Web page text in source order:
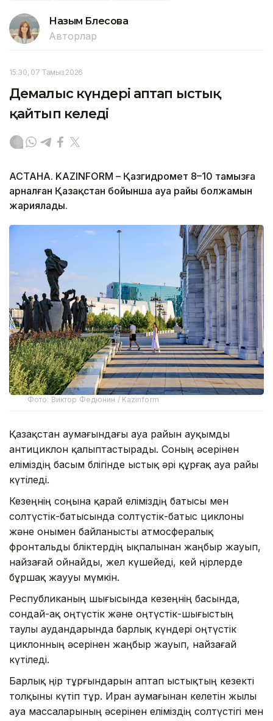
Назым Бөлесова
Авторлар
15:30, 07 Тамыз 2026
Демалыс күндері аптап ыстық
қайтып келеді
АСТАНА. KAZINFORM – Қазгидромет 8–10 тамызға
арналған Қазақстан бойынша ауа райы болжамын
жариялады.
Фото: Виктор Федюнин / Kazinform
Қазақстан аумағындағы ауа райын ауқымды
антициклон қалыптастырады. Соның әсерінен
еліміздің басым бөлігінде ыстық әрі құрғақ ауа райы
күтіледі.
Кезеңнің соңына қарай еліміздің батысы мен
солтүстік-батысында солтүстік-батыс циклоны
және онымен байланысты атмосфералық
фронтальды бөліктердің ықпалынан жаңбыр жауып,
найзағай ойнайды, жел күшейеді, кей өңірлерде
бұршақ жаууы мүмкін.
Республиканың шығысында кезеңнің басында,
сондай-ақ оңтүстік және оңтүстік-шығыстың
таулы аудандарында барлық күндері оңтүстік
циклонның әсерінен жаңбыр жауып, найзағай
күтіледі.
Барлық өңір тұрғындарын аптап ыстықтың кезекті
толқыны күтіп тұр. Иран аумағынан келетін жылы
ауа массаларының әсерінен еліміздің солтүстігі мен